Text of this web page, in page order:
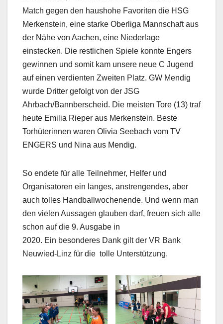
Match gegen den haushohe Favoriten die HSG
Merkenstein, eine starke Oberliga Mannschaft aus
der Nähe von Aachen, eine Niederlage
einstecken. Die restlichen Spiele konnte Engers
gewinnen und somit kam unsere neue C Jugend
auf einen verdienten Zweiten Platz. GW Mendig
wurde Dritter gefolgt von der JSG
Ahrbach/Bannberscheid. Die meisten Tore (13) traf
heute Emilia Rieper aus Merkenstein. Beste
Torhüterinnen waren Olivia Seebach vom TV
ENGERS und Nina aus Mendig.
So endete für alle Teilnehmer, Helfer und
Organisatoren ein langes, anstrengendes, aber
auch tolles Handballwochenende. Und wenn man
den vielen Aussagen glauben darf, freuen sich alle
schon auf die 9. Ausgabe in
2020. Ein besonderes Dank gilt der VR Bank
Neuwied-Linz für die tolle Unterstützung.